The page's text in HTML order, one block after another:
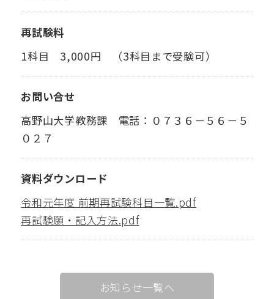
再試験料
1科目 3,000円 （3科目まで受験可）
お問い合せ
高野山大学教務課 電話：０７３６－５６－５
０２７
資料ダウンロード
令和元年度 前期再試験科目一覧.pdf
再試験願・記入方法.pdf
お知らせ一覧へ